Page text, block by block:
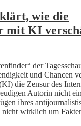
wie die
mit KI
der
und Chancen
die Zensur des
Autorin nicht
ihres
nicht wirklich um